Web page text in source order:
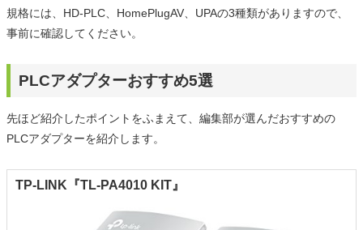
規格には、HD-PLC、HomePlugAV、UPAの3種類がありますので、
事前に確認してください。
PLCアダプターおすすめ5選
先ほど紹介したポイントをふまえて、編集部が選んだおすすめの
PLCアダプターを紹介します。
TP-LINK『TL-PA4010 KIT』